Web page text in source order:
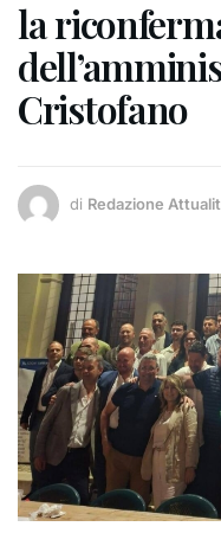
la
Cristofano
di Redazione